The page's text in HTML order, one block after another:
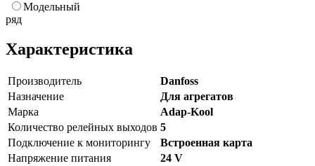
Модельный
ряд
Характеристика
Производитель
Danfoss
Назначение
Для агрегатов
Марка
Adap-Kool
Количество релейных выходов 5
Подключение к мониторингу
Встроенная карта
Напряжение питания
24 V